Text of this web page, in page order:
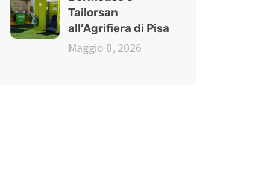
Tailorsan
all’Agrifiera di Pisa
Maggio 8, 2026